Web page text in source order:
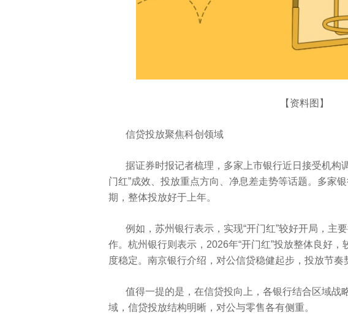
【资料图】
信贷投放聚焦科创领域
据证券时报记者梳理，多家上市银行近日接受机构
门红”成效、投放重点方向、净息差走势等话题。多家
期，整体投放好于上年。
例如，苏州银行表示，实现“开门红”较好开局，主
作。杭州银行则表示，2026年“开门红”投放整体良好
度稳定。南京银行介绍，对公信贷稳健起步，投放节奏
值得一提的是，在信贷投向上，各银行结合区域战
域，信贷投放结构明晰，对公与零售各有侧重。